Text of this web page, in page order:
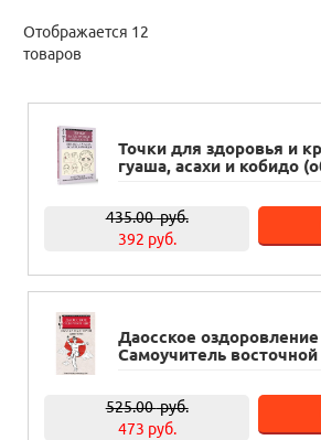
Отображается 12
товаров
Точки для здоровья и
гуаша, асахи и кобидо
435.00руб.
392 руб.
Даосское
Самоучитель
525.00руб.
473 руб.